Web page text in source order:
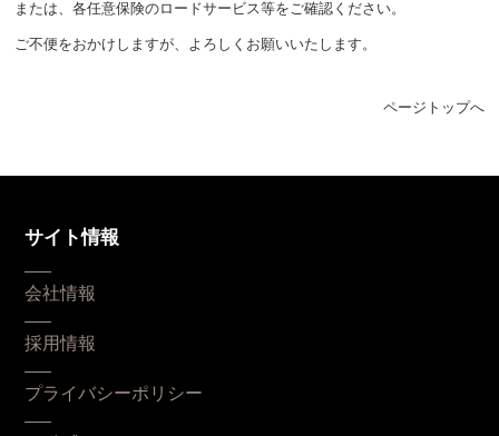
または、各任意保険のロードサービス等をご確認ください。
ご不便をおかけしますが、よろしくお願いいたします。
ページトップへ
サイト情報
会社情報
採用情報
プライバシーポリシー